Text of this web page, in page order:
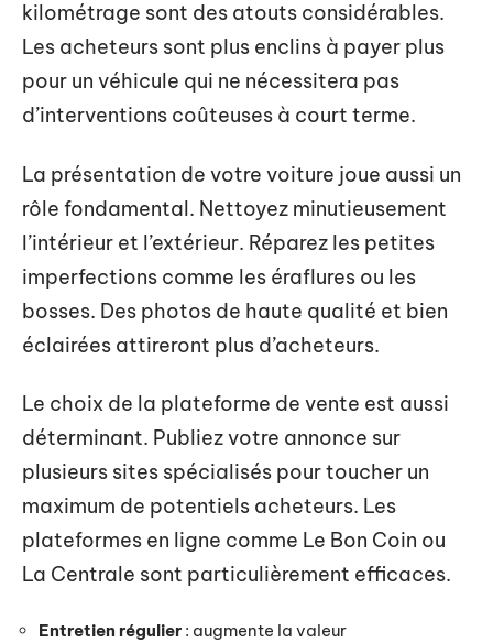
kilométrage sont des atouts considérables.
Les acheteurs sont plus enclins à payer plus
pour un véhicule qui ne nécessitera pas
d’interventions coûteuses à court terme.
La présentation de votre voiture joue aussi un
rôle fondamental. Nettoyez minutieusement
l’intérieur et l’extérieur. Réparez les petites
imperfections comme les éraflures ou les
bosses. Des photos de haute qualité et bien
éclairées attireront plus d’acheteurs.
Le choix de la plateforme de vente est aussi
déterminant. Publiez votre annonce sur
plusieurs sites spécialisés pour toucher un
maximum de potentiels acheteurs. Les
plateformes en ligne comme Le Bon Coin ou
La Centrale sont particulièrement efficaces.
Entretien régulier : augmente la valeur